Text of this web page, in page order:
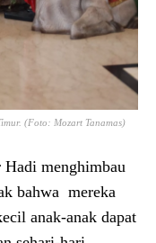
(Foto: Mozart Tanamas)
menghimbau
bahwa mereka
anak-anak dapat